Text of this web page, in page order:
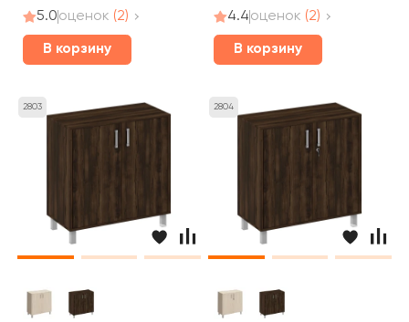
5.0оценок (2)
В корзину
4.4оценок (2)
В корзину
2803 2804